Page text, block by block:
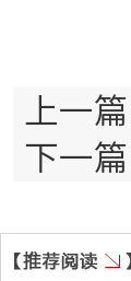
上一
下一篇